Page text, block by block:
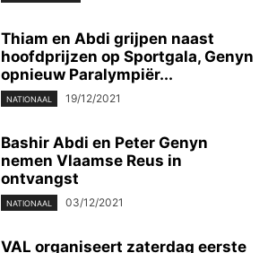
Thiam en Abdi grijpen naast
hoofdprijzen op Sportgala, Genyn
opnieuw Paralympiër...
NATIONAAL 19/12/2021
Bashir Abdi en Peter Genyn
nemen Vlaamse Reus in
ontvangst
NATIONAAL 03/12/2021
VAL organiseert zaterdag eerste